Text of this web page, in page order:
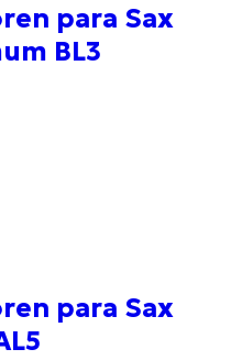
para Sax
BL3
para Sax